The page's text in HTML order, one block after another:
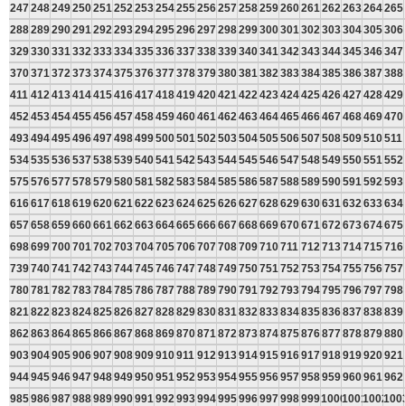
247248249250251 252 253254255256257258259260261 262 263264265
288289290291 292 293294295296297298299300301 302 303304305306
329330331 332 333334335336337338339340341 342 343344345346347
370371 372 373374375376377378379380381 382 383384385386387388
411 412 413414415416417418419420421 422 423424425426427428429
452 453454455456457458459460461 462 463464465466467468469470
493494495496497498499500501 502 503504505506507508509510511
534535536537538539540541 542 543544545546547548549550551 552
575576577578579580581 582 583584585586587588589590591 592 593
616617618619620621 622 623624625626627628629630631 632 633634
657658659660661 662 663664665666667668669670671 672 673674675
698699700701 702 703704705706707708709710711 712 713714715716
739740741 742 743744745746747748749750751 752 753754755756757
780781 782 783784785786787788789790791 792 793794795796797798
821 822 823824825826827828829830831 832 833834835836837838839
862 863864865866867868869870871 872 873874875876877878879880
903904905906907908909910911 912 913914915916917918919920921
944945946947948949950951 952 953954955956957958959960961 962
985986987988989990991 992 993994995996997998999100010011002